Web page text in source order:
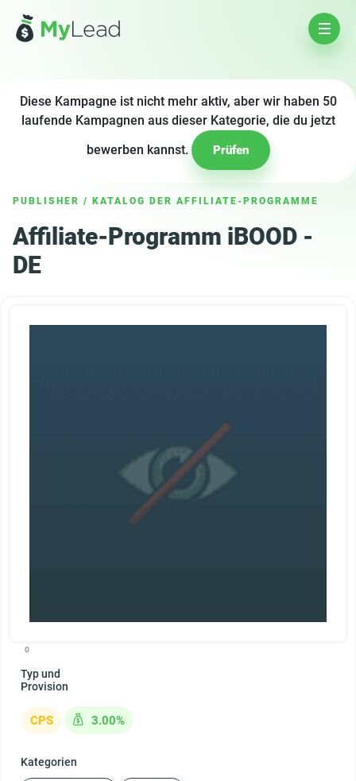
Diese Kampagne ist nicht mehr aktiv, aber wir haben 50
laufende Kampagnen aus dieser Kategorie, die du jetzt
bewerben kannst.
Prüfen
PUBLISHER / KATALOG DER AFFILIATE-PROGRAMME
Affiliate-Programm iBOOD -
DE
0
Typ und
Provision
CPS 3.00%
Kategorien